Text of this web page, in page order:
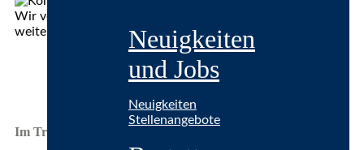
Neuigkeiten
und Jobs
Neuigkeiten
Stellenangebote
Im Trauerfall – und bei allen Fragen